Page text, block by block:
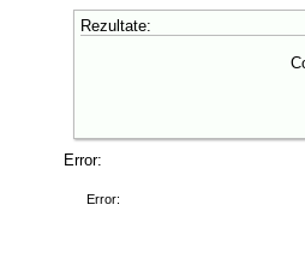
Rezultate:
Error:
Error: